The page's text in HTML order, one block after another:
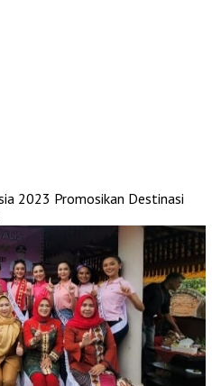
2023 Promosikan Destinasi